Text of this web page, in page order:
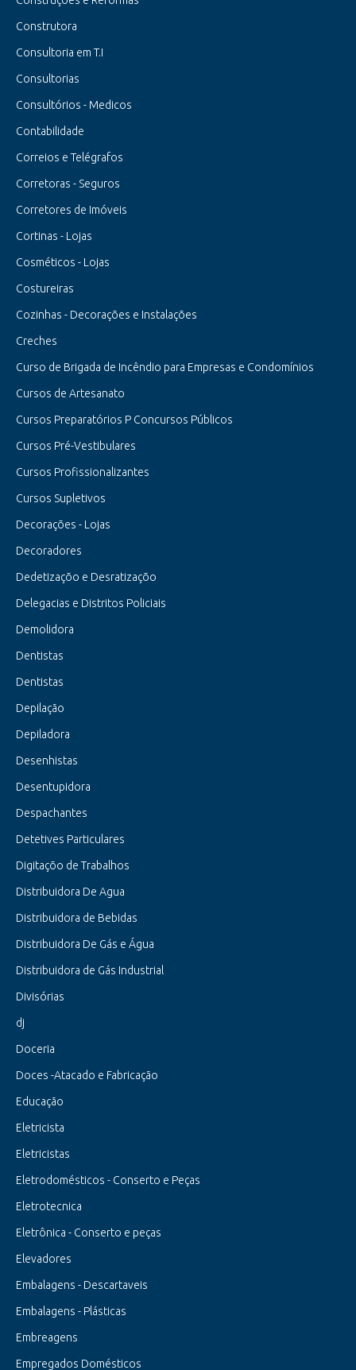
Construtora
Consultoria em T.I
Consultorias
Consultórios - Medicos
Contabilidade
Correios e Telégrafos
Corretoras - Seguros
Corretores de Imóveis
Cortinas - Lojas
Cosméticos - Lojas
Costureiras
Cozinhas - Decorações e Instalações
Creches
Curso de Brigada de Incêndio para Empresas e Condomínios
Cursos de Artesanato
Cursos Preparatórios P Concursos Públicos
Cursos Pré-Vestibulares
Cursos Profissionalizantes
Cursos Supletivos
Decorações - Lojas
Decoradores
Dedetizaçõo e Desratizaçõo
Delegacias e Distritos Policiais
Demolidora
Dentistas
Dentistas
Depilação
Depiladora
Desenhistas
Desentupidora
Despachantes
Detetives Particulares
Digitaçõo de Trabalhos
Distribuidora De Agua
Distribuidora de Bebidas
Distribuidora De Gás e Água
Distribuidora de Gás Industrial
Divisórias
dj
Doceria
Doces -Atacado e Fabricação
Educação
Eletricista
Eletricistas
Eletrodomésticos - Conserto e Peças
Eletrotecnica
Eletrônica - Conserto e peças
Elevadores
Embalagens - Descartaveis
Embalagens - Plásticas
Embreagens
Empregados Domésticos